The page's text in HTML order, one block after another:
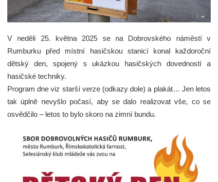
V neděli 25. května 2025 se na Dobrovského náměstí v
Rumburku před místní hasičskou stanicí konal každoroční
dětský den, spojený s ukázkou hasičských dovedností a
hasičské techniky.
Program dne viz starší verze (odkazy dole) a plakát… Jen letos
tak úplně nevyšlo počasí, aby se dalo realizovat vše, co se
osvědčilo – letos to bylo skoro na zimní bundu.